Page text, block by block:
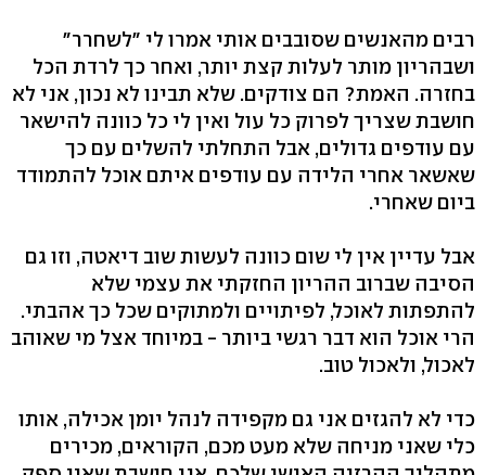
רבים מהאנשים שסובבים אותי אמרו לי "לשחרר"
ושבהריון מותר לעלות קצת יותר, ואחר כך לרדת הכל
בחזרה. האמת? הם צודקים. שלא תבינו לא נכון, אני לא
חושבת שצריך לפרוק כל עול ואין לי כל כוונה להישאר
עם עודפים גדולים, אבל התחלתי להשלים עם כך
שאשאר אחרי הלידה עם עודפים איתם אוכל להתמודד
ביום שאחרי.
אבל עדיין אין לי שום כוונה לעשות שוב דיאטה, וזו גם
הסיבה שברוב ההריון החזקתי את עצמי שלא
להתפתות לאוכל, לפיתויים ולמתוקים שכל כך אהבתי.
הרי אוכל הוא דבר רגשי ביותר - במיוחד אצל מי שאוהב
לאכול, ולאכול טוב.
כדי לא להגזים אני גם מקפידה לנהל יומן אכילה, אותו
כלי שאני מניחה שלא מעט מכם, הקוראים, מכירים